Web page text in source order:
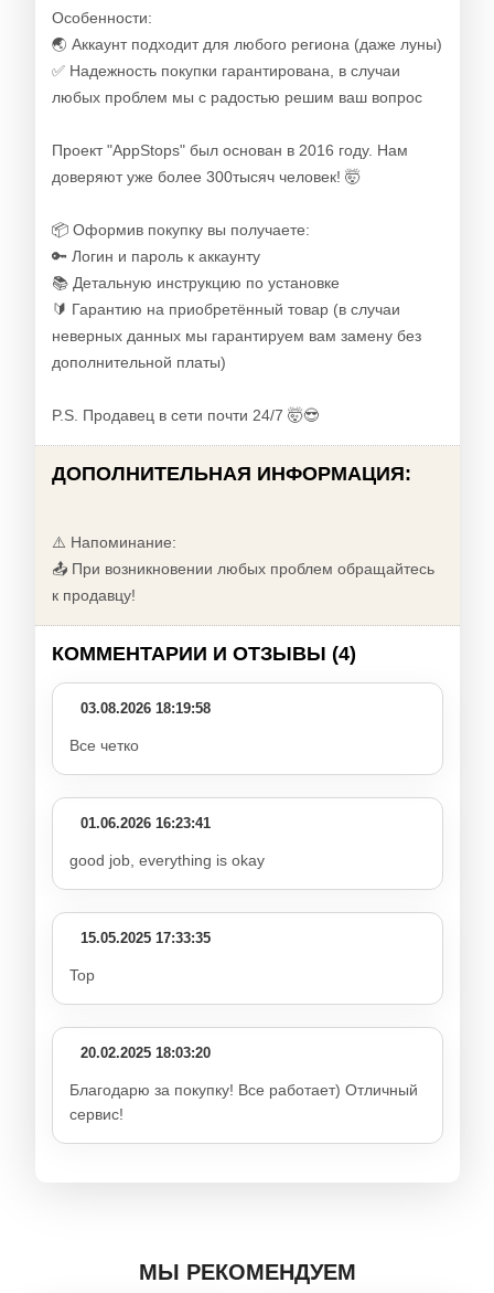
Особенности:
🌏 Аккаунт подходит для любого региона (даже луны)
✅ Надежность покупки гарантирована, в случаи
любых проблем мы с радостью решим ваш вопрос
Проект "AppStops" был основан в 2016 году. Нам
доверяют уже более 300тысяч человек! 🤯
📦 Оформив покупку вы получаете:
🔑 Логин и пароль к аккаунту
📚 Детальную инструкцию по установке
🔰 Гарантию на приобретённый товар (в случаи
неверных данных мы гарантируем вам замену без
дополнительной платы)
P.S. Продавец в сети почти 24/7 🤯😎
ДОПОЛНИТЕЛЬНАЯ ИНФОРМАЦИЯ:
⚠️ Напоминание:
📤 При возникновении любых проблем обращайтесь
к продавцу!
КОММЕНТАРИИ И ОТЗЫВЫ (4)
03.08.2026 18:19:58
Все четко
01.06.2026 16:23:41
good job, everything is okay
15.05.2025 17:33:35
Top
20.02.2025 18:03:20
Благодарю за покупку! Все работает) Отличный
сервис!
МЫ РЕКОМЕНДУЕМ